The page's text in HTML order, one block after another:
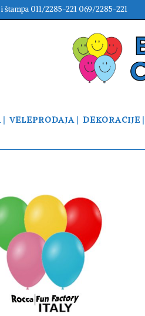
011/2285-221 069/2285-221
VELEPRODAJA DEKORACIJE